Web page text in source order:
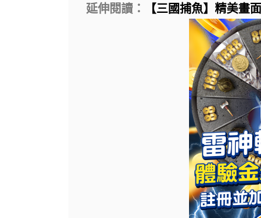
延伸閱讀：
【三國捕魚】精美畫